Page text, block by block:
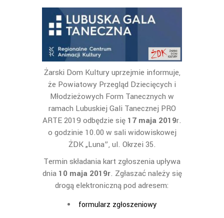
Żarski Dom Kultury uprzejmie informuje,
że Powiatowy Przegląd Dziecięcych i
Młodzieżowych Form Tanecznych w
ramach Lubuskiej Gali Tanecznej PRO
ARTE 2019 odbędzie się 17 maja 2019r.
o godzinie 10.00 w sali widowiskowej
ŻDK „Luna”, ul. Okrzei 35.
Termin składania kart zgłoszenia upływa
dnia 10 maja 2019r. Zgłaszać należy się
drogą elektroniczną pod adresem:
formularz zgłoszeniowy